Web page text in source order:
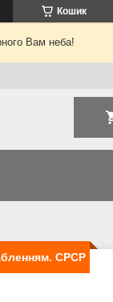
Кошик
Вам неба!
СРСР